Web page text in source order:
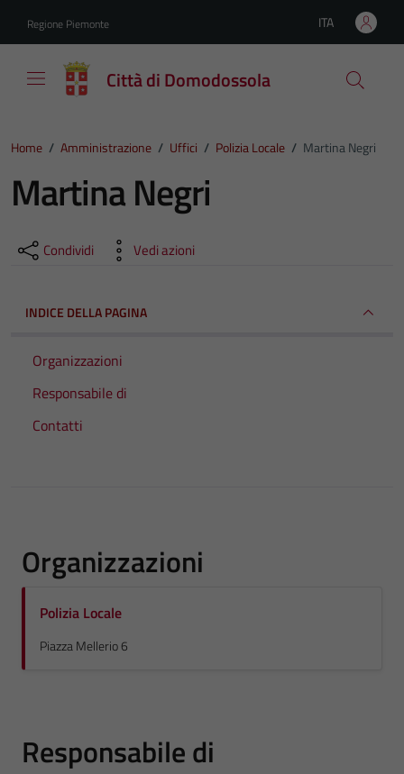
Regione Piemonte Lingua attiva:
ITA
Città di Domodossola
Home / Amministrazione / Uffici / Polizia Locale / Martina Negri
Martina Negri
Condividi Vedi azioni
INDICE DELLA PAGINA
Organizzazioni
Responsabile di
Contatti
Organizzazioni
Polizia Locale
Piazza Mellerio 6
Responsabile di